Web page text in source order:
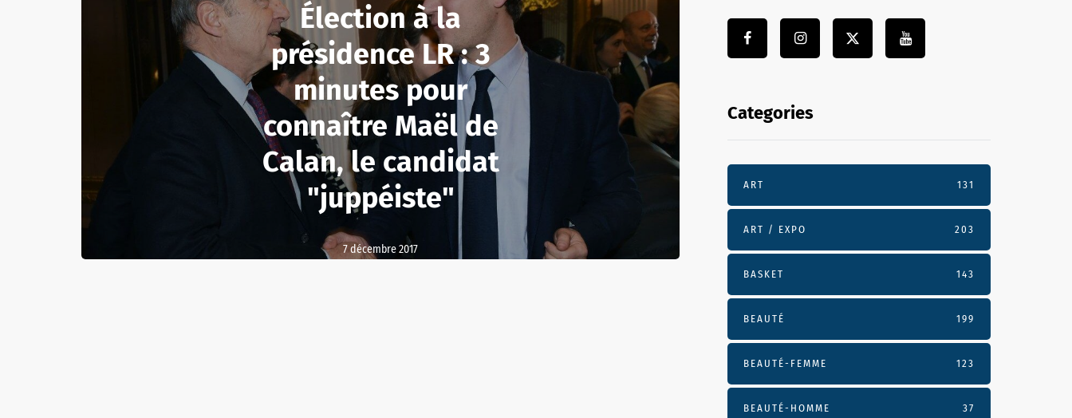
Élection à la
présidence LR : 3
minutes pour
connaître Maël de
Calan, le candidat
"juppéiste"
7 décembre 2017
Categories
ART 131
ART / EXPO 203
BASKET 143
BEAUTÉ 199
BEAUTÉ-FEMME 123
BEAUTÉ-HOMME 37